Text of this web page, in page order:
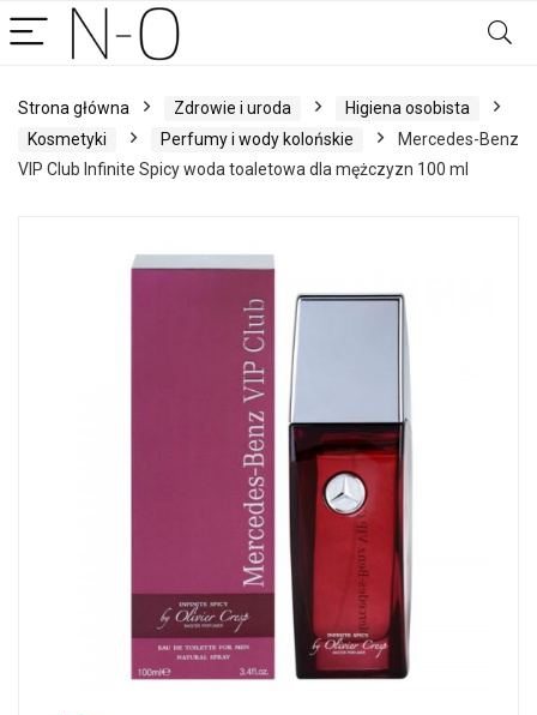
Strona główna Zdrowie i uroda
Higiena osobista
Kosmetyki
Perfumy i wody kolońskie
Mercedes-Benz
VIP Club Infinite Spicy woda toaletowa dla mężczyzn 100 ml